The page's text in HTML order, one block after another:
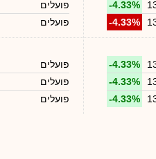
-4.33%
-4.33%
-4.33%
-4.33%
-4.33%
פועלים
פועלים
פועלים
פועלים
פועלים